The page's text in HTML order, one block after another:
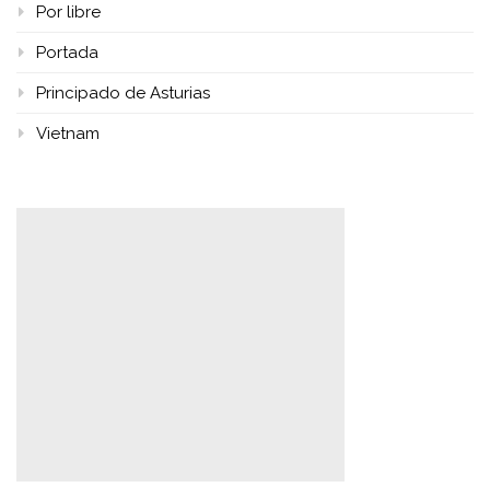
Por libre
Portada
Principado de Asturias
Vietnam